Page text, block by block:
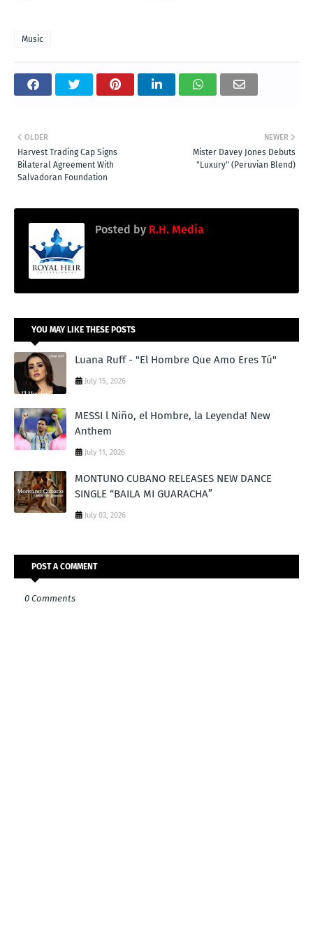
Music
NEWER
Mister Davey Jones Debuts
"Luxury" (Peruvian Blend)
OLDER
Harvest Trading Cap Signs
Bilateral Agreement With
Salvadoran Foundation
Posted by R.H. Media
YOU MAY LIKE THESE POSTS
Luana Ruff - "El Hombre Que Amo Eres Tú"
July 15, 2026
MESSI l Niño, el Hombre, la Leyenda! New
Anthem
July 11, 2026
MONTUNO CUBANO RELEASES NEW DANCE
SINGLE “BAILA MI GUARACHA”
July 03, 2026
POST A COMMENT
0 Comments